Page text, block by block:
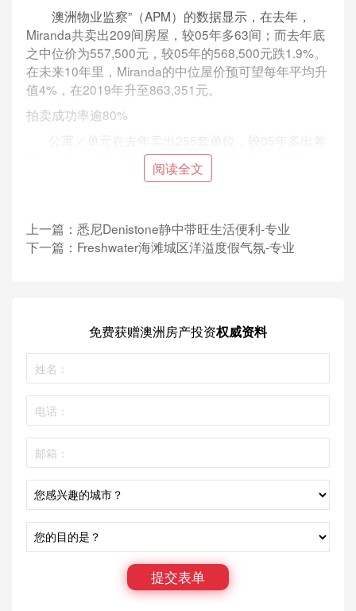
澳洲物业监察”（APM）的数据显示，在去年，
Miranda共卖出209间房屋，较05年多63间；而去年底
之中位价为557,500元，较05年的568,500元跌1.9%。
在未来10年里，Miranda的中位屋价预可望每年平均升
值4%，在2019年升至863,351元。
拍卖成功率逾80%
公寓／单元在去年卖出255套单位，较05年多出差
不多40套；去年底中位价为377,500元，较05年的
355,000元高出6.3%。根据推测，中位价可望在10年
另据APM的调查，在截至今年4月的12个月里，
Miranda的房屋拍卖成功率高达83%，高于Sutherland
Shire市政区的71%。至于Miranda的单元拍卖成功率为
对上3个月逾200新租盘
2房单位中位周租395元 回报率近5%
Miranda有接近6000个住宅单位，63%单位由业主
自用，而出租单位占34%，与悉尼平均率相若。对上3
个月有超过200个租盘，大部份属于单元（Unit）和雅
阅读全文
上一篇： 悉尼Denistone静中带旺生活便利-专业
下一篇： Freshwater海滩城区洋溢度假气氛-专业
免费获赠澳洲房产投资权威资料
提交表单